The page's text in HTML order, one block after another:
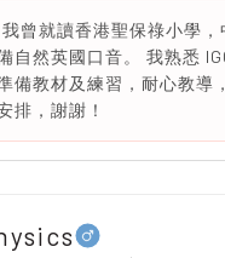
曾就讀香港聖保祿小學
自然英國口音。 我熟悉
備教材及練習，耐心教導
排，謝謝！